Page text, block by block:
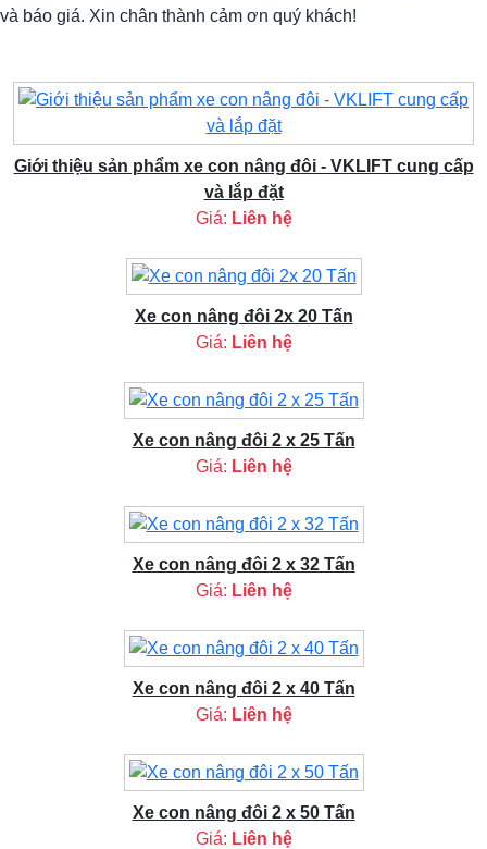
và báo giá. Xin chân thành cảm ơn quý khách!
Giới thiệu sản phẩm xe con nâng đôi - VKLIFT cung cấp
và lắp đặt
Giá: Liên hệ
Xe con nâng đôi 2x 20 Tấn
Giá: Liên hệ
Xe con nâng đôi 2 x 25 Tấn
Giá: Liên hệ
Xe con nâng đôi 2 x 32 Tấn
Giá: Liên hệ
Xe con nâng đôi 2 x 40 Tấn
Giá: Liên hệ
Xe con nâng đôi 2 x 50 Tấn
Giá: Liên hệ